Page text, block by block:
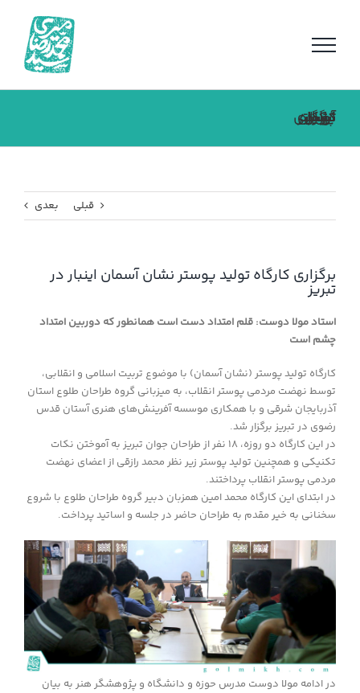
برگزاری کارگاه تولید پوستر نشان آسمان اینبار در تبریز
قبلی بعدی
برگزاری کارگاه تولید پوستر نشان آسمان اینبار در
تبریز
استاد مولا دوست: قلم امتداد دست است همانطور که دوربین امتداد
چشم است
کارگاه تولید پوستر (نشان آسمان) با موضوع تربیت اسلامی و انقلابی،
توسط نهضت مردمی پوستر انقلاب، به میزبانی گروه طراحان طلوع استان
آذربایجان شرقی و با همکاری موسسه آفرینش‌های هنری آستان قدس
رضوی در تبریز برگزار شد.
در این کارگاه دو روزه، ۱۸ نفر از طراحان جوان تبریز به آموختن نکات
تکنیکی و همچنین تولید پوستر زیر نظر محمد رازقی از اعضای نهضت
مردمی پوستر انقلاب پرداختند.
در ابتدای این کارگاه محمد امین همزبان دبیر گروه طراحان طلوع با شروع
سخنانی به خیر مقدم به طراحان حاضر در جلسه و اساتید پرداخت.
در ادامه مولا دوست مدرس حوزه و دانشگاه و پژوهشگر هنر به بیان